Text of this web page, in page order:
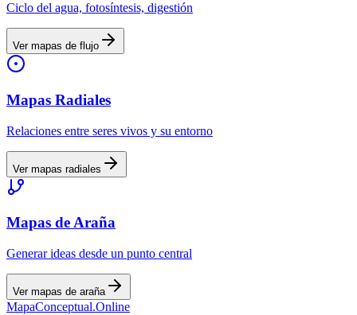
Ciclo del agua, fotosíntesis, digestión
Ver mapas de flujo
Mapas Radiales
Relaciones entre seres vivos y su entorno
Ver mapas radiales
Mapas de Araña
Generar ideas desde un punto central
Ver mapas de araña
MapaConceptual.Online